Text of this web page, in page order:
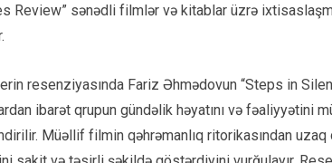
Review” sənədli filmlər və kitablar üzrə
resenziyasında Fariz Əhmədovun “Steps in
ibarət qrupun gündəlik həyatını və
Müəllif filmin qəhrəmanlıq ritorikasından uzaq